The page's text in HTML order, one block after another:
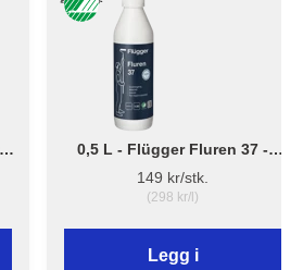
0,5 L - Flügger Fluren 37 -
Grunnrengjøring
149 kr/stk.
(298 kr/l)
Legg i